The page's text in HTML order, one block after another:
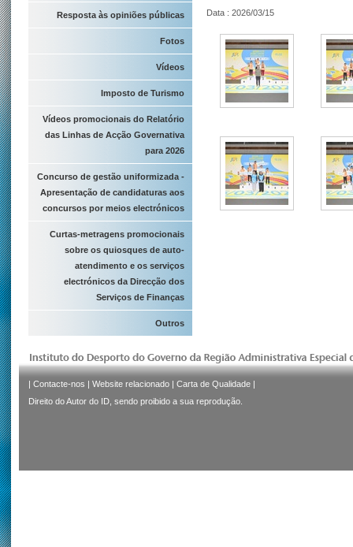
Resposta às opiniões públicas
Fotos
Vídeos
Imposto de Turismo
Vídeos promocionais do Relatório
das Linhas de Acção Governativa
para 2026
Concurso de gestão uniformizada -
Apresentação de candidaturas aos
concursos por meios electrónicos
Curtas-metragens promocionais
sobre os quiosques de auto-
atendimento e os serviços
electrónicos da Direcção dos
Serviços de Finanças
Outros
Data : 2026/03/15
| Contacte-nos | Website relacionado | Carta de Qualidade |
Direito do Autor do ID, sendo proibido a sua reprodução.